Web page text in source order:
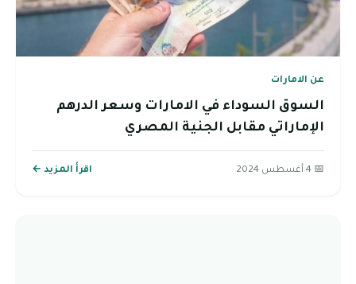
عن الامارات
السوق السوداء في الامارات وسعر الدرهم
الإماراتي مقابل الجنية المصري
📅 4 أغسطس 2024 اقرأ المزيد ←